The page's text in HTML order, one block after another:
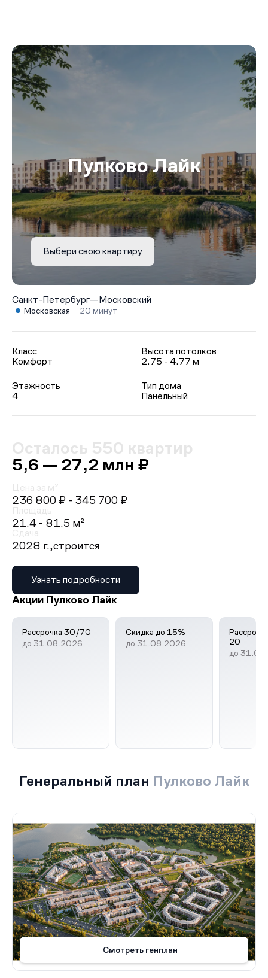
Пулково Лайк
Выбери свою квартиру
Санкт-Петербург—Московский
Московская 20 минут
Класс
Комфорт
Высота потолков
2.75 - 4.77 м
Этажность
4
Тип дома
Панельный
Осталось 550 квартир
5,6 — 27,2 млн ₽
Цена за м²
236 800 ₽ - 345 700 ₽
Площадь
21.4 - 81.5 м²
Сдача
2028 г.,строится
Узнать подробности
Акции Пулково Лайк
Рассрочка 30/70
до 31.08.2026
Скидка до 15%
до 31.08.2026
20
до
Генеральный план Пулково Лайк
Смотреть генплан